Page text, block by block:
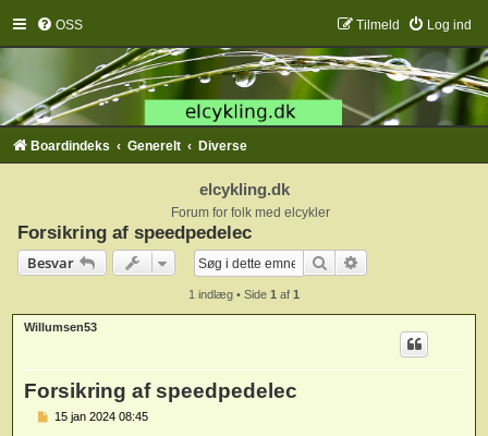
OSS Log ind
Tilmeld
Boardindeks Generelt Diverse
elcykling.dk
Forum for folk med elcykler
Forsikring af speedpedelec
Besvar
Søg
1 indlæg • Side 1 af 1
Willumsen53
Forsikring af speedpedelec
15 jan 2024 08:45